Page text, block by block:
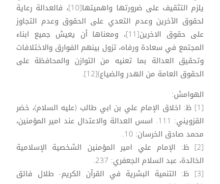
يلزم التثقيف على ضرورتها واهميتها[10]، فالعدالة رعاية
لحقوق الآخرين وعدم التعدي على الحقوق وعدم التجاوز
على حقوق الاخرين[11]، ومعناها أن يعيش جميع ابناء
المجتمع في سعادة ورفاه، تزول بينهم الفوارق والاختلافات
وتحقيق العدالة بما تعنيه من التوازن والمحافظة على
الحقوق العامة من الهدر والضياع)[12].
الهوامش:
[1] ظ: اخلاق الإمام علي بن ابي طالب (عليه السلام)، خضر
القزويني: 111. اسس العدالة والاعتدال عند امير المؤمنين،
محمد صادق الخرسان: 10.
[2] ظ: الإمام علي امير المؤمنين الشخصية الإسلامية
الخالدة، عبد السلام الجعفري: 237.
[3] ظ: التنمية البشرية في القرآن الكريم- طلال فائق